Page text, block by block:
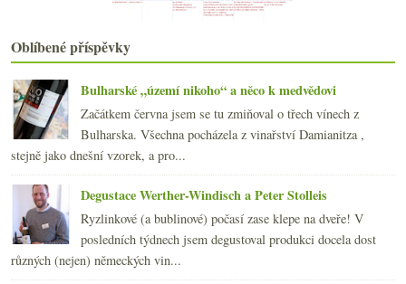
Rakouské bubliny Szigeti
►května(19)
►dubna
►března(22)
►února(20)
►ledna (21)
►2014
►2013(249)
►2012(254)
►2011(252)
► 2010 (249)
2009 (249)
Oblíbené příspěvky
Bulharské „území nikoho“ a něco k medvědovi
Začátkem června jsem se tu zmiňoval o třech vínech z
Bulharska. Všechna pocházela z vinařství Damianitza ,
stejně jako dnešní vzorek, a pro...
Degustace Werther-Windisch a Peter Stolleis
Ryzlinkové (a bublinové) počasí zase klepe na dveře! V
posledních týdnech jsem degustoval produkci docela dost
různých (nejen) německých vin...